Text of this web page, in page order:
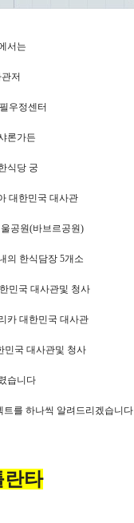
서는
저
우정센터
론가든
식당 궁
대한민국 대사관
공원(바브르공원)
의 한식담장 5개소
민국 대사관및 청사
카 대한민국 대사관
민국 대사관및 청사
습니다
트를 하나씩 알려드리겠습니다
란타